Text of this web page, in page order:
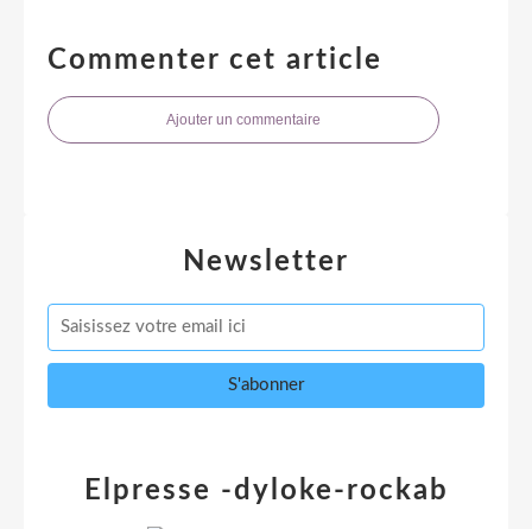
Commenter cet article
Ajouter un commentaire
Newsletter
Elpresse -dyloke-rockab